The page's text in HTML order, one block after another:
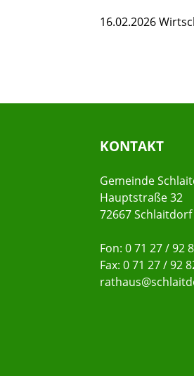
16.02.2026
KONTAKT
Gemeinde
Hauptstraße 32
72667 Schlaitdorf
Fon: 0 71 27 / 92
Fax: 0 71 27 / 92